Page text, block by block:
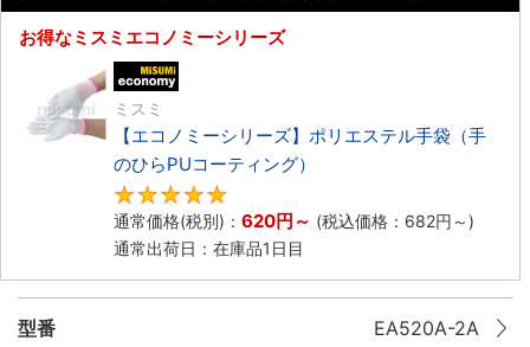
お得なミスミエコノミーシリーズ
ミスミ
【エコノミーシリーズ】ポリエステル手袋（手
のひらPUコーティング）
通常価格(税別)： 620円 ～ (税込価格： 682円 ～)
通常出荷日：在庫品1日目
型番 EA520A-2A